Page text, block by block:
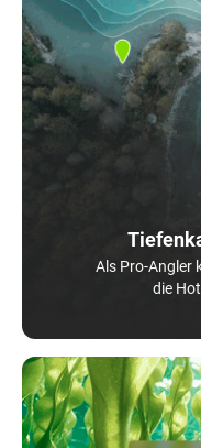
Als Pro-Angler
die